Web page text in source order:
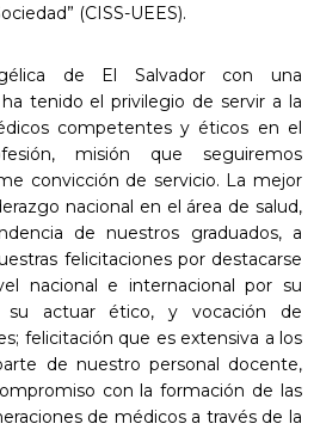
(CISS-UEES).
de El Salvador con una
tenido el privilegio de servir a la
competentes y éticos en el
misión que seguiremos
convicción de servicio. La mejor
nacional en el área de salud,
de nuestros graduados, a
felicitaciones por destacarse
nacional e internacional por su
su actuar ético, y vocación de
felicitación que es extensiva a los
de nuestro personal docente,
con la formación de las
de médicos a través de la